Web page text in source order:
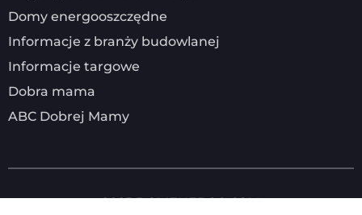
Domy energooszczędne
Informacje z branży budowlanej
Informacje targowe
Dobra mama
ABC Dobrej Mamy
2025DOMENERGO.COM